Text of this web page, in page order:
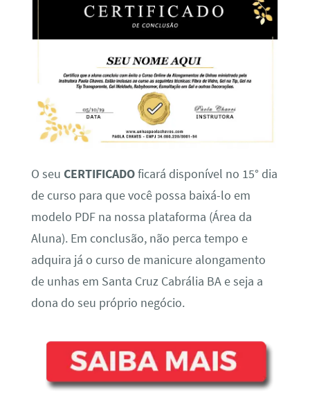
O seu CERTIFICADOficará disponível no 15° dia
de curso para que você possa baixá-lo em
modelo PDF na nossa plataforma (Área da
Aluna). Em conclusão, não perca tempo e
adquira já o curso de manicure alongamento
de unhas em Santa Cruz Cabrália BA e seja a
dona do seu próprio negócio.